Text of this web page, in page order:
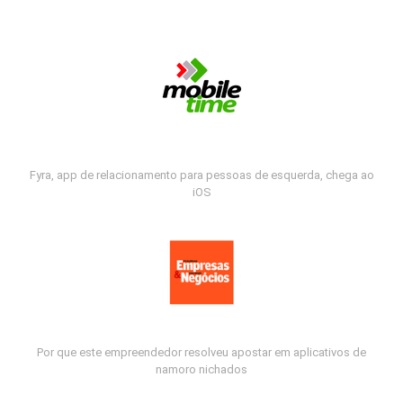
Fyra, app de relacionamento para pessoas de esquerda, chega ao
iOS
Por que este empreendedor resolveu apostar em aplicativos de
namoro nichados